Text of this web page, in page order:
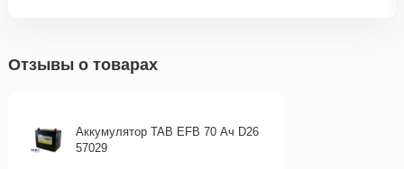
Отзывы о товарах
Аккумулятор TAB EFB 70 Ач D26
57029